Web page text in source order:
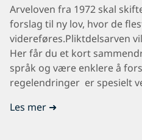
Arveloven fra 1972 skal
forslag til ny lov, hvor de
videreføres.Pliktdelsarven
Her får du et kort
språk og være enklere å
regelendringer er spesielt
Les mer ➜